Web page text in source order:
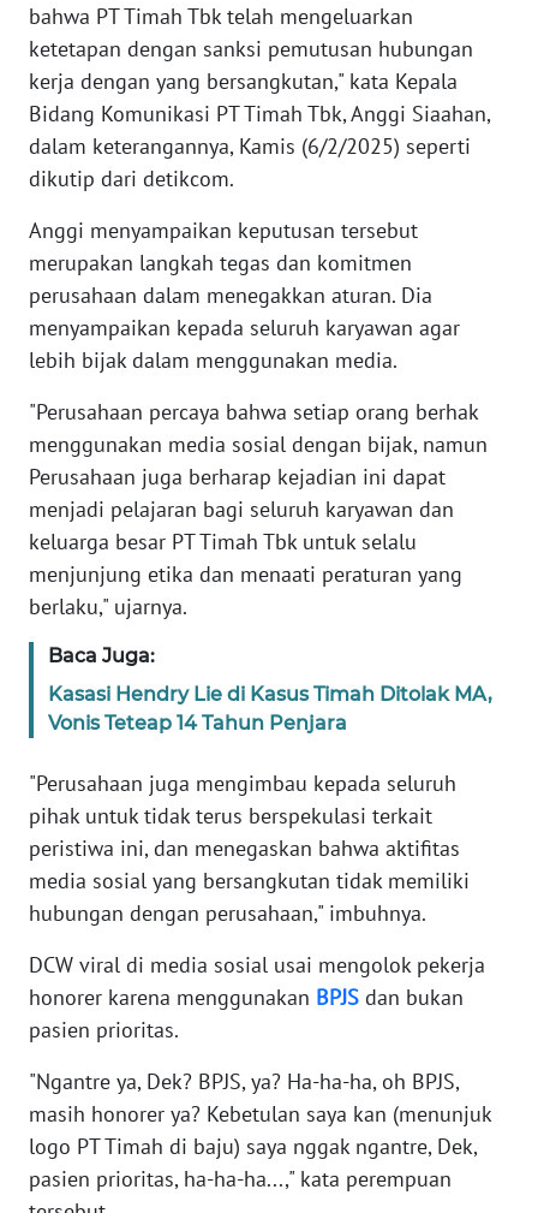
bahwa PT Timah Tbk telah mengeluarkan
ketetapan dengan sanksi pemutusan hubungan
kerja dengan yang bersangkutan," kata Kepala
Bidang Komunikasi PT Timah Tbk, Anggi Siaahan,
dalam keterangannya, Kamis (6/2/2025) seperti
dikutip dari detikcom.
Anggi menyampaikan keputusan tersebut
merupakan langkah tegas dan komitmen
perusahaan dalam menegakkan aturan. Dia
menyampaikan kepada seluruh karyawan agar
lebih bijak dalam menggunakan media.
"Perusahaan percaya bahwa setiap orang berhak
menggunakan media sosial dengan bijak, namun
Perusahaan juga berharap kejadian ini dapat
menjadi pelajaran bagi seluruh karyawan dan
keluarga besar PT Timah Tbk untuk selalu
menjunjung etika dan menaati peraturan yang
berlaku," ujarnya.
Baca Juga:
Kasasi Hendry Lie di Kasus Timah Ditolak MA,
Vonis Teteap 14 Tahun Penjara
"Perusahaan juga mengimbau kepada seluruh
pihak untuk tidak terus berspekulasi terkait
peristiwa ini, dan menegaskan bahwa aktifitas
media sosial yang bersangkutan tidak memiliki
hubungan dengan perusahaan," imbuhnya.
DCW viral di media sosial usai mengolok pekerja
honorer karena menggunakan BPJS dan bukan
pasien prioritas.
"Ngantre ya, Dek? BPJS, ya? Ha-ha-ha, oh BPJS,
masih honorer ya? Kebetulan saya kan (menunjuk
logo PT Timah di baju) saya nggak ngantre, Dek,
pasien prioritas, ha-ha-ha...," kata perempuan
PEDOMAN
MEDIA
REDAKSI
KARIR
DISCLAIMER
Wahana
News
Regional
WN
SUMUT
WN
JAKARTA
WN
WN
BANTEN
WN
NTT
WN
WN
PAPUA
BARAT
WN
RIAU